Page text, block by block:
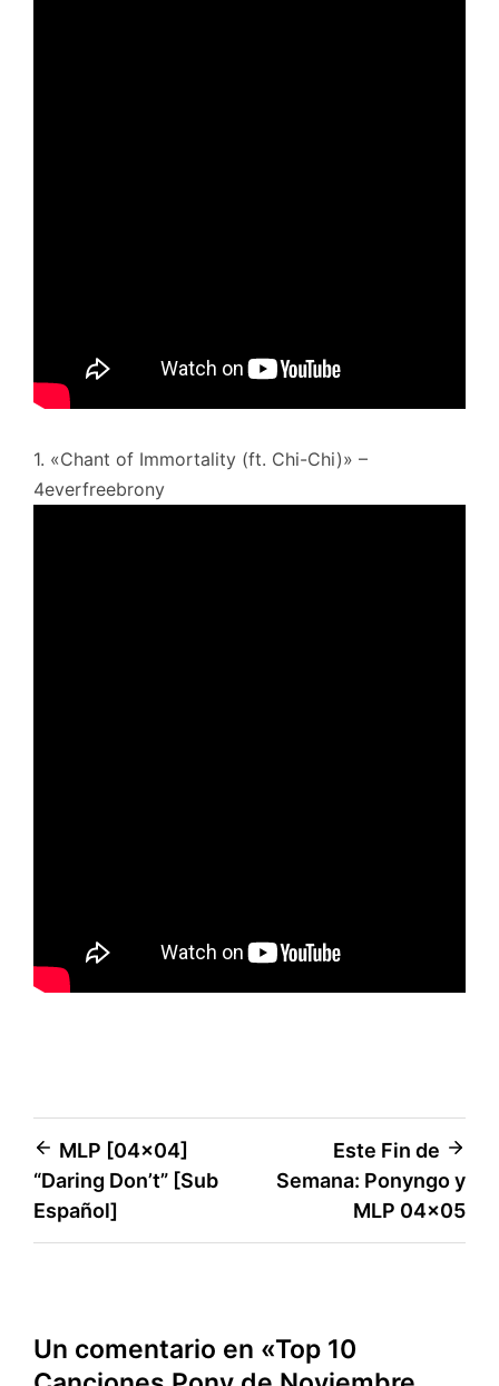
1. «Chant of Immortality (ft. Chi-Chi)» –
4everfreebrony
Navegación
de
MLP [04×04]
“Daring Don’t” [Sub
Español]
Este Fin de
Semana: Ponyngo y
MLP 04×05
Un comentario en «Top 10